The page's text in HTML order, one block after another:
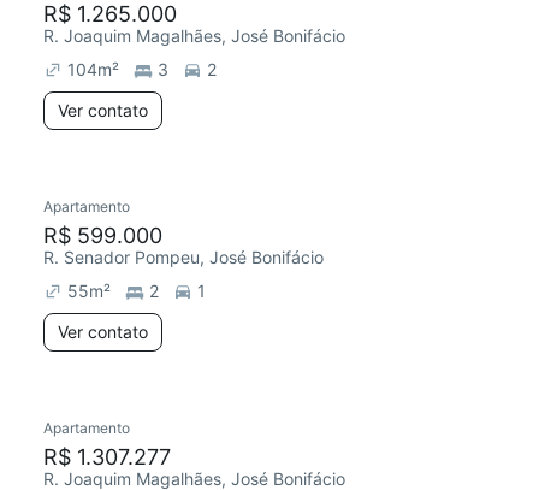
R$ 1.265.000
R. Joaquim Magalhães, José Bonifácio
104m² 3
2
Ver contato
Apartamento
R$ 599.000
R. Senador Pompeu, José Bonifácio
55m² 2
1
Ver contato
Apartamento
R$ 1.307.277
R. Joaquim Magalhães, José Bonifácio